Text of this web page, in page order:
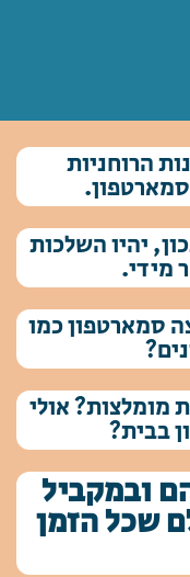
הרוחניות
יהיו השלכות
מידי.
סמארטפון כמו
מומלצות? אולי
בבית?
ובמקביל
שכל הזמן